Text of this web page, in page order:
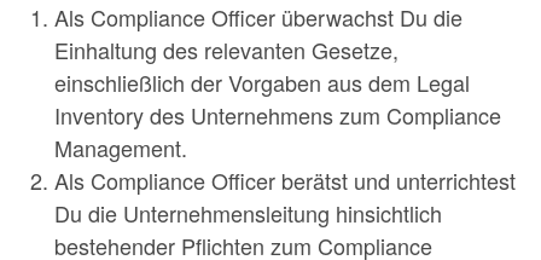
Als Compliance Officer überwachst Du die
Einhaltung des relevanten Gesetze,
einschließlich der Vorgaben aus dem Legal
Inventory des Unternehmens zum Compliance
Management.
Als Compliance Officer berätst und unterrichtest
Du die Unternehmensleitung hinsichtlich
bestehender Pflichten zum Compliance